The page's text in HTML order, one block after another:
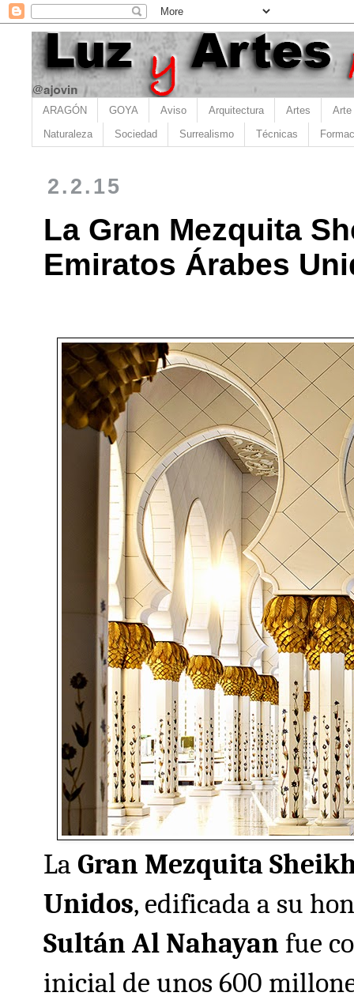
ARAGÓN GOYA Aviso Arquitectura Artes Arte
Naturaleza Sociedad Surrealismo Técnicas
2.2.15
La Gran Mezquita
Emiratos Árabes
La Gran Mezquita
Unidos, edificada a su
Sultán Al Nahayan fue
inicial de unos 600